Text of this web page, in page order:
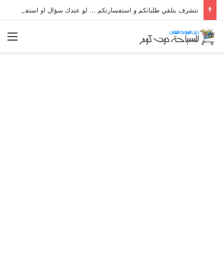
نتشرف بتلقي طلباتكم و استفسارتكم ... لو عندك سؤال او استفسار ماتدرددش فى طلب المساعدة